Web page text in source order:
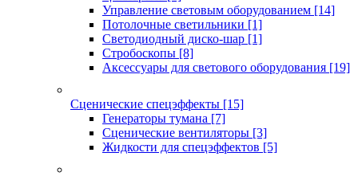
Управление световым оборудованием [14]
Потолочные светильники [1]
Светодиодный диско-шар [1]
Стробоскопы [8]
Аксессуары для светового оборудования [19]
Сценические спецэффекты [15]
Генераторы тумана [7]
Сценические вентиляторы [3]
Жидкости для спецэффектов [5]